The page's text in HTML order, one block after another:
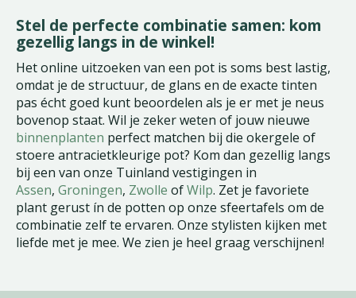
Stel de perfecte combinatie samen: kom
gezellig langs in de winkel!
Het online uitzoeken van een pot is soms best lastig,
omdat je de structuur, de glans en de exacte tinten
pas écht goed kunt beoordelen als je er met je neus
bovenop staat. Wil je zeker weten of jouw nieuwe
binnenplanten perfect matchen bij die okergele of
stoere antracietkleurige pot? Kom dan gezellig langs
bij een van onze Tuinland vestigingen in
Assen, Groningen, Zwolle ofWilp. Zet je favoriete
plant gerust ín de potten op onze sfeertafels om de
combinatie zelf te ervaren. Onze stylisten kijken met
liefde met je mee. We zien je heel graag verschijnen!